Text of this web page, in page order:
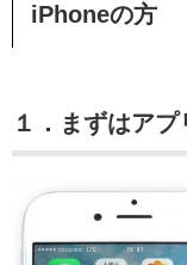
iPhoneの方
１．まずはア